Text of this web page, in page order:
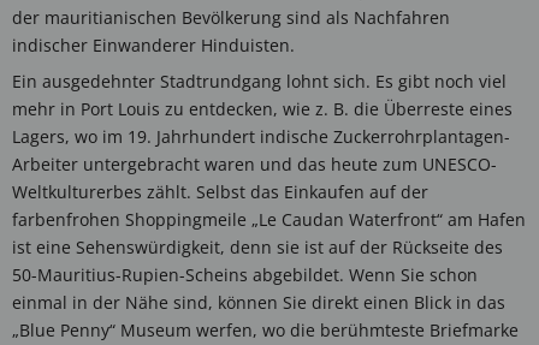
der mauritianischen Bevölkerung sind als Nachfahren
indischer Einwanderer Hinduisten.
Ein ausgedehnter Stadtrundgang lohnt sich. Es gibt noch viel
mehr in Port Louis zu entdecken, wie z. B. die Überreste eines
Lagers, wo im 19. Jahrhundert indische Zuckerrohrplantagen-
Arbeiter untergebracht waren und das heute zum UNESCO-
Weltkulturerbes zählt. Selbst das Einkaufen auf der
farbenfrohen Shoppingmeile „Le Caudan Waterfront“ am Hafen
ist eine Sehenswürdigkeit, denn sie ist auf der Rückseite des
50-Mauritius-Rupien-Scheins abgebildet. Wenn Sie schon
einmal in der Nähe sind, können Sie direkt einen Blick in das
„Blue Penny“ Museum werfen, wo die berühmteste Briefmarke